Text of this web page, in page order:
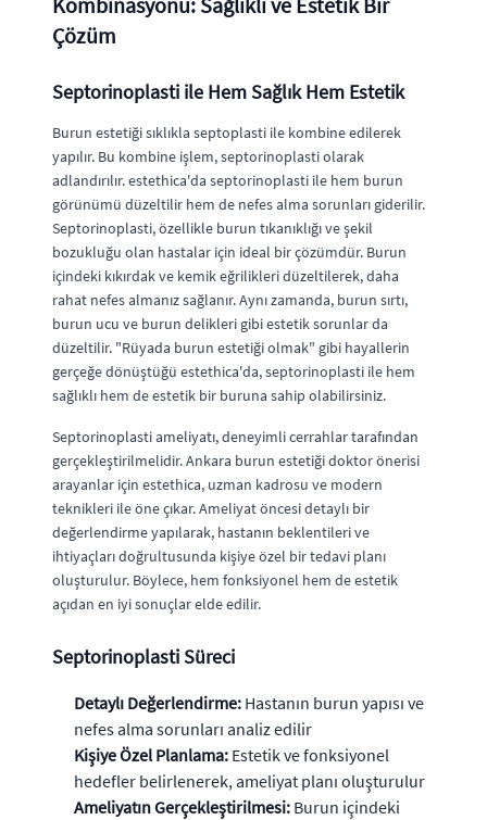
Çözüm
Septorinoplasti ile Hem Sağlık Hem Estetik
Burun estetiği sıklıkla septoplasti ile kombine edilerek
yapılır. Bu kombine işlem, septorinoplasti olarak
adlandırılır. estethica'da septorinoplasti ile hem burun
görünümü düzeltilir hem de nefes alma sorunları giderilir.
Septorinoplasti, özellikle burun tıkanıklığı ve şekil
bozukluğu olan hastalar için ideal bir çözümdür. Burun
içindeki kıkırdak ve kemik eğrilikleri düzeltilerek, daha
rahat nefes almanız sağlanır. Aynı zamanda, burun sırtı,
burun ucu ve burun delikleri gibi estetik sorunlar da
düzeltilir. "Rüyada burun estetiği olmak" gibi hayallerin
gerçeğe dönüştüğü estethica'da, septorinoplasti ile hem
sağlıklı hem de estetik bir buruna sahip olabilirsiniz.
Septorinoplasti ameliyatı, deneyimli cerrahlar tarafından
gerçekleştirilmelidir. Ankara burun estetiği doktor önerisi
arayanlar için estethica, uzman kadrosu ve modern
teknikleri ile öne çıkar. Ameliyat öncesi detaylı bir
değerlendirme yapılarak, hastanın beklentileri ve
ihtiyaçları doğrultusunda kişiye özel bir tedavi planı
oluşturulur. Böylece, hem fonksiyonel hem de estetik
açıdan en iyi sonuçlar elde edilir.
Septorinoplasti Süreci
Detaylı Değerlendirme: Hastanın burun yapısı ve
nefes alma sorunları analiz edilir
Kişiye Özel Planlama: Estetik ve fonksiyonel
hedefler belirlenerek, ameliyat planı oluşturulur
Ameliyatın Gerçekleştirilmesi: Burun içindeki